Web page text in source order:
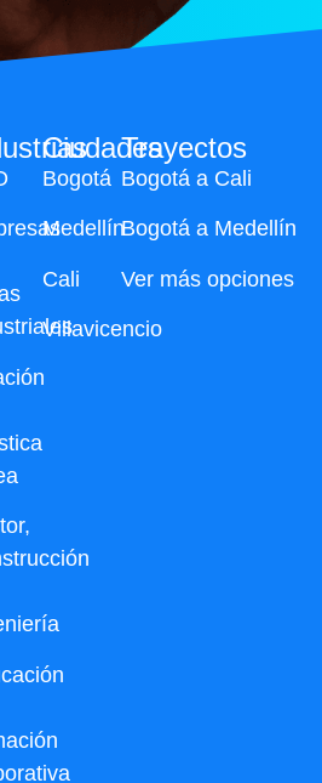
Ciudades
Bogotá
Medellín
Cali
Villavicencio
Trayectos
Bogotá a Cali
Bogotá a Medellín
Ver más opciones